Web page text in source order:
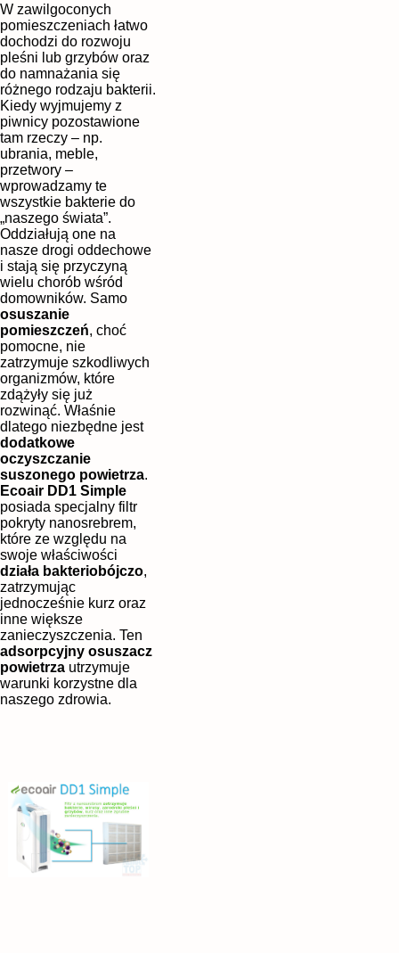
W zawilgoconych
pomieszczeniach łatwo
dochodzi do rozwoju
pleśni lub grzybów oraz
do namnażania się
różnego rodzaju bakterii.
Kiedy wyjmujemy z
piwnicy pozostawione
tam rzeczy – np.
ubrania, meble,
przetwory –
wprowadzamy te
wszystkie bakterie do
„naszego świata”.
Oddziałują one na
nasze drogi oddechowe
i stają się przyczyną
wielu chorób wśród
domowników. Samo
osuszanie
pomieszczeń, choć
pomocne, nie
zatrzymuje szkodliwych
organizmów, które
zdążyły się już
rozwinąć. Właśnie
dlatego niezbędne jest
dodatkowe
oczyszczanie
suszonego powietrza.
Ecoair DD1 Simple
posiada specjalny filtr
pokryty nanosrebrem,
które ze względu na
swoje właściwości
działa bakteriobójczo,
zatrzymując
jednocześnie kurz oraz
inne większe
zanieczyszczenia. Ten
adsorpcyjny osuszacz
powietrza utrzymuje
warunki korzystne dla
naszego zdrowia.